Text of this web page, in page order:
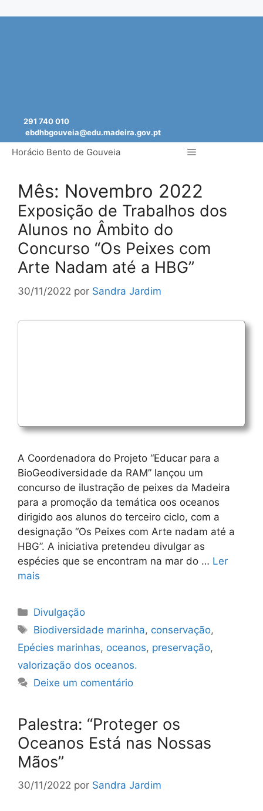
291 740 010
ebdhbgouveia@edu.madeira.gov.pt
Horácio Bento de Gouveia Menu
Mês: Novembro 2022
Exposição de Trabalhos dos
Alunos no Âmbito do
Concurso “Os Peixes com
Arte Nadam até a HBG”
30/11/2022 por Sandra Jardim
A Coordenadora do Projeto “Educar para a
BioGeodiversidade da RAM” lançou um
concurso de ilustração de peixes da Madeira
para a promoção da temática oos oceanos
dirigido aos alunos do terceiro ciclo, com a
designação “Os Peixes com Arte nadam até a
HBG”. A iniciativa pretendeu divulgar as
espécies que se encontram na mar do … Ler
mais
Categorias
Divulgação
Etiquetas
Biodiversidade marinha, conservação,
Epécies marinhas, oceanos, preservação,
valorização dos oceanos.
Deixe um comentário
Palestra: “Proteger os
Oceanos Está nas Nossas
Mãos”
30/11/2022 por Sandra Jardim